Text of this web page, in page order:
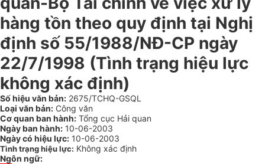
hàng tồn theo quy định tại Nghị
định số 55/1988/NĐ-CP ngày
22/7/1998 (Tình trạng hiệu lực
không xác định)
Số hiệu văn bản: 2675/TCHQ-GSQL
Loại văn bản: Công văn
Cơ quan ban hành: Tổng cục Hải quan
Ngày ban hành: 10-06-2003
Ngày có hiệu lực: 10-06-2003
Tình trạng hiệu lực: Không xác định
Ngôn ngữ: